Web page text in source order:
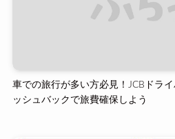
車での旅行が多い方必見！JCBドラ
ッシュバックで旅費確保しよう